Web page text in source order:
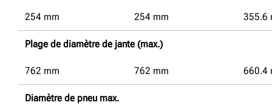
254 mm 254 mm 355.6
Plage de diamètre de jante (max.)
762 mm 762 mm 660.4
Diamètre de pneu max.